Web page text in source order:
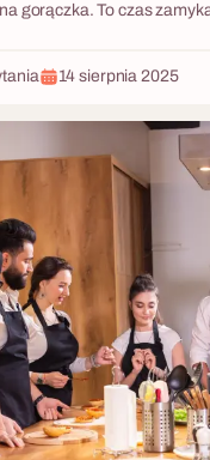
gorączka. To czas
więcej nowoczesnych firm
z oficjalnym,
pozwala zaoszczędzić
i wykorzystać wysoką
ogromne wyzwanie
wykresów i
zabawy?
wymaga
scenariusza.
14 sierpnia 2025